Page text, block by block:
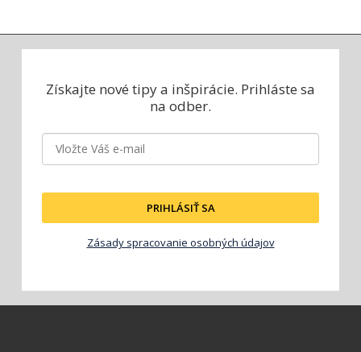
Získajte nové tipy a inšpirácie. Prihláste sa
na odber.
PRIHLÁSIŤ SA
Zásady spracovanie osobných údajov